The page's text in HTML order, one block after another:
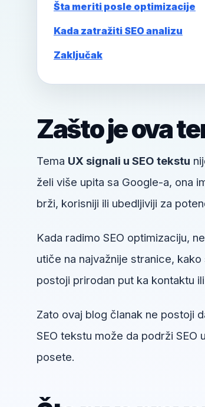
Šta meriti posle optimizacije
Kada zatražiti SEO analizu
Zaključak
Zašto je ova
Tema UX signali u SEO tekstu
želi više upita sa Google-a, ona
brži, korisniji ili ubedljiviji za
Kada radimo SEO optimizaciju,
utiče na najvažnije stranice,
postoji prirodan put ka kontaktu
Zato ovaj blog članak ne postoji
SEO tekstu može da podrži
posete.